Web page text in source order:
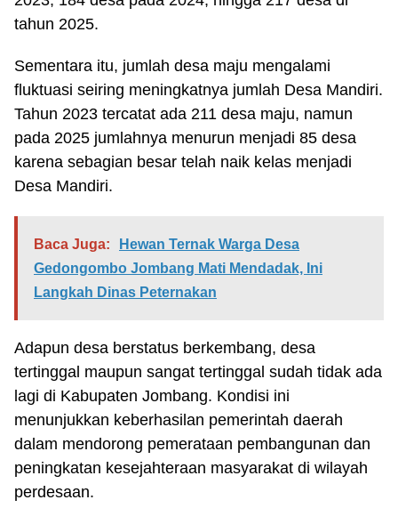
tahun 2025.
Sementara itu, jumlah desa maju mengalami
fluktuasi seiring meningkatnya jumlah Desa Mandiri.
Tahun 2023 tercatat ada 211 desa maju, namun
pada 2025 jumlahnya menurun menjadi 85 desa
karena sebagian besar telah naik kelas menjadi
Desa Mandiri.
Baca Juga:
Hewan Ternak Warga Desa
Gedongombo Jombang Mati Mendadak, Ini
Langkah Dinas Peternakan
Adapun desa berstatus berkembang, desa
tertinggal maupun sangat tertinggal sudah tidak ada
lagi di Kabupaten Jombang. Kondisi ini
menunjukkan keberhasilan pemerintah daerah
dalam mendorong pemerataan pembangunan dan
peningkatan kesejahteraan masyarakat di wilayah
perdesaan.